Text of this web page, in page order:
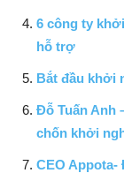
6 công ty
hỗ trợ
Bắt đầu khởi
Đỗ Tuấn Anh
chốn khởi
CEO Appota-